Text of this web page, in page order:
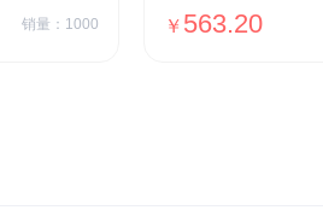
销量：1000 ￥ 563.20